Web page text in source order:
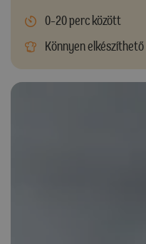
0-20 perc között
Könnyen elkészíthető